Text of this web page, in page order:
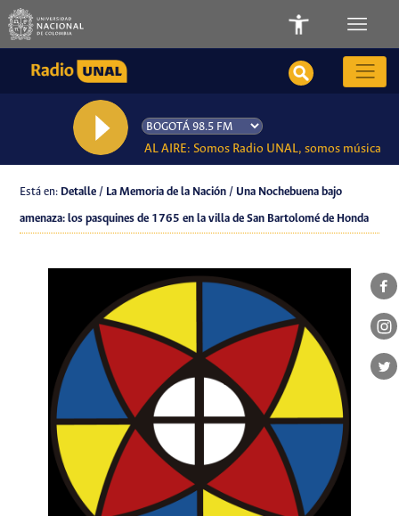
AL AIRE: Somos Radio UNAL, somos música
Está en: Detalle / La Memoria de la Nación / Una Nochebuena bajo
amenaza: los pasquines de 1765 en la villa de San Bartolomé de Honda